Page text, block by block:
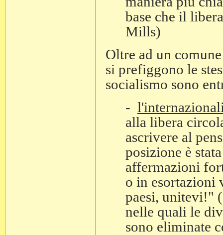
base che il
Mills)
Oltre ad un
si prefiggono le
socialismo sono
-
alla libera
ascrivere al
posizione è
affermazioni
o in esortazioni
paesi, unitevi!"
nelle quali le
sono eliminate